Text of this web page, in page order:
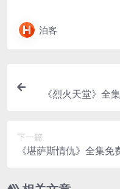
泊客
《烈火天堂》全
下一篇
《堪萨斯情仇》全集